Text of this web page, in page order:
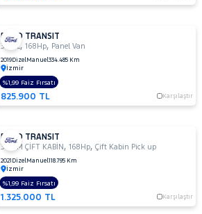
FORD TRANSIT
350 L,168Hp, Panel Van
2019DizelManuel334.485 Km
İzmir
825.900 TL Karşılaştır
%1,99 Faiz Fırsatı
FORD TRANSIT
350 M ÇİFT KABİN ,168Hp,Çift Kabin Pick up
2021 DizelManuel118.795 Km
İzmir
1.325.000 TL Karşılaştır
%1,99 Faiz Fırsatı